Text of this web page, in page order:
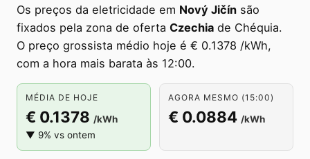
Os preços da eletricidade em Nový Jičín são
fixados pela zona de oferta Czechia de Chéquia.
O preço grossista médio hoje é € 0.1378 /kWh,
com a hora mais barata às 12:00.
MÉDIA DE HOJE
€ 0.1378 /kWh
▼ 9% vs ontem
AGORA MESMO (15:00)
€ 0.0884 /kWh